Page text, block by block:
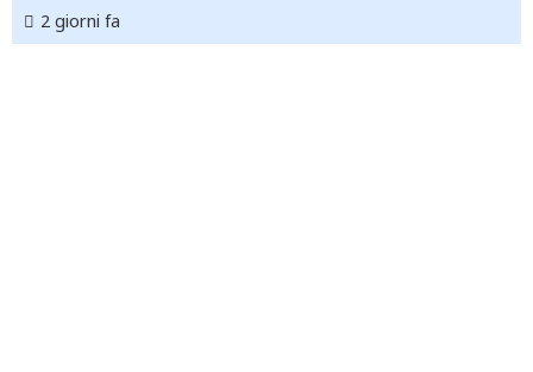
2 giorni fa